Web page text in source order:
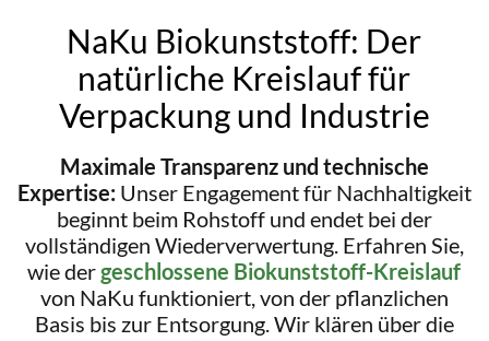
NaKu Biokunststoff: Der
natürliche Kreislauf für
Verpackung und Industrie
Maximale Transparenz und technische
Expertise:Unser Engagement für Nachhaltigkeit
beginnt beim Rohstoff und endet bei der
vollständigen Wiederverwertung. Erfahren Sie,
wie dergeschlossene Biokunststoff-Kreislauf
von NaKu funktioniert, von der pflanzlichen
Basis bis zur Entsorgung. Wir klären über die